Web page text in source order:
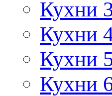
Кухни
Кухни
Кухни
Кухни